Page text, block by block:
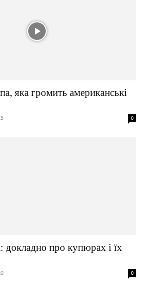
яка громить американські
0
докладно про купюрах і їх
0